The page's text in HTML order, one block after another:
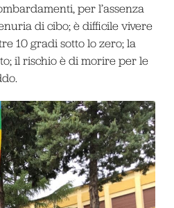
per l’assenza
di cibo; è difficile vivere
10 gradi sotto lo zero; la
il rischio è di morire per le